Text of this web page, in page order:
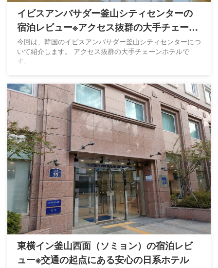
イビスアンバサダー釜山シティセンターの
宿泊レビュー※アクセス抜群の大手チェーン
ホテル
今回は、韓国のイビスアンバサダー釜山シティセンターにつ
いて紹介します。 アクセス抜群の大手チェーンホテルで
す。
東横イン釜山西面（ソミョン）の宿泊レビ
ュー※交通の起点にある安心の日系ホテル